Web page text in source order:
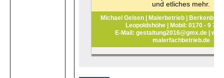
und etliches mehr.
Michael Gelsen | Malerbetrieb |
Leopoldshöhe | Mobil: 0170 - 9 75
E-Mail: gestaltung2016@gmx.de |
malerfachbetrieb.de